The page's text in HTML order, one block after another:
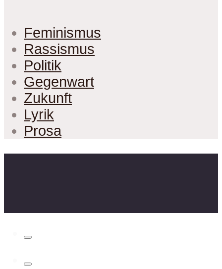
Feminismus
Rassismus
Politik
Gegenwart
Zukunft
Lyrik
Prosa